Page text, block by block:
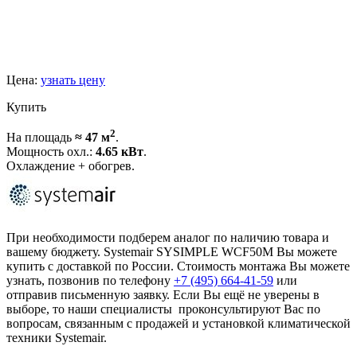
Цена: узнать цену
Купить
На площадь ≈ 47 м2.
Мощность охл.: 4.65 кВт.
Охлаждение + обогрев.
При необходимости подберем аналог по наличию товара и
вашему бюджету. Systemair SYSIMPLE WCF50M Вы можете
купить с доставкой по России. Стоимость монтажа Вы можете
узнать, позвонив по телефону +7 (495) 664-41-59 или
отправив письменную заявку. Если Вы ещё не уверены в
выборе, то наши специалисты проконсультируют Вас по
вопросам, связанным с продажей и установкой климатической
техники Systemair.